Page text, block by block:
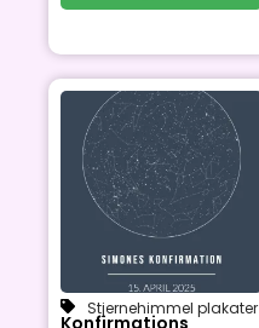
Stjernehimmel plakater